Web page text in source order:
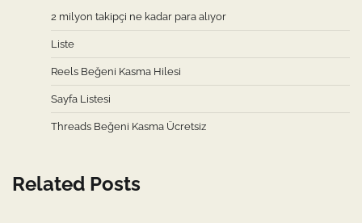
2 milyon takipçi ne kadar para alıyor
Liste
Reels Beğeni Kasma Hilesi
Sayfa Listesi
Threads Beğeni Kasma Ücretsiz
Related Posts